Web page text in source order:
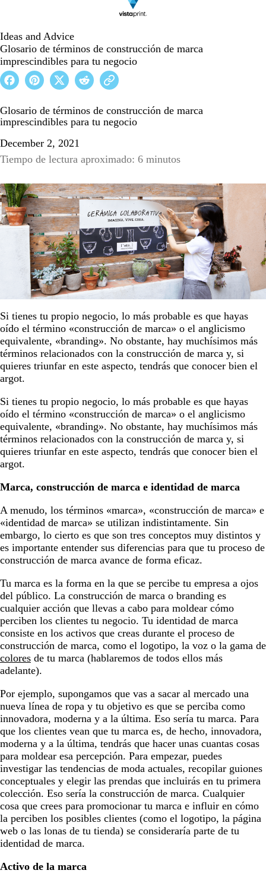
Ideas and Advice
Glosario de términos de construcción de marca
imprescindibles para tu negocio
Glosario de términos de construcción de marca
imprescindibles para tu negocio
December 2, 2021
Tiempo de lectura aproximado: 6 minutos
Si tienes tu propio negocio, lo más probable es que hayas
oído el término «construcción de marca» o el anglicismo
equivalente, «branding». No obstante, hay muchísimos más
términos relacionados con la construcción de marca y, si
quieres triunfar en este aspecto, tendrás que conocer bien el
argot.
Si tienes tu propio negocio, lo más probable es que hayas
oído el término «construcción de marca» o el anglicismo
equivalente, «branding». No obstante, hay muchísimos más
términos relacionados con la construcción de marca y, si
quieres triunfar en este aspecto, tendrás que conocer bien el
argot.
Marca, construcción de marca e identidad de marca
A menudo, los términos «marca», «construcción de marca» e
«identidad de marca» se utilizan indistintamente. Sin
embargo, lo cierto es que son tres conceptos muy distintos y
es importante entender sus diferencias para que tu proceso de
construcción de marca avance de forma eficaz.
Tu marca es la forma en la que se percibe tu empresa a ojos
del público. La construcción de marca o branding es
cualquier acción que llevas a cabo para moldear cómo
perciben los clientes tu negocio. Tu identidad de marca
consiste en los activos que creas durante el proceso de
construcción de marca, como el logotipo, la voz o la gama de
colores de tu marca (hablaremos de todos ellos más
adelante).
Por ejemplo, supongamos que vas a sacar al mercado una
nueva línea de ropa y tu objetivo es que se perciba como
innovadora, moderna y a la última. Eso sería tu marca. Para
que los clientes vean que tu marca es, de hecho, innovadora,
moderna y a la última, tendrás que hacer unas cuantas cosas
para moldear esa percepción. Para empezar, puedes
investigar las tendencias de moda actuales, recopilar guiones
conceptuales y elegir las prendas que incluirás en tu primera
colección. Eso sería la construcción de marca. Cualquier
cosa que crees para promocionar tu marca e influir en cómo
la perciben los posibles clientes (como el logotipo, la página
web o las lonas de tu tienda) se consideraría parte de tu
identidad de marca.
Activo de la marca